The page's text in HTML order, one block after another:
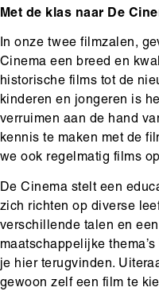
Met de klas naar De
In onze twee filmzalen,
Cinema een breed en
historische films tot de
kinderen en jongeren is
verruimen aan de hand
kennis te maken met de
we ook regelmatig films
De Cinema stelt een
zich richten op diverse
verschillende talen en
maatschappelijke
je hier terugvinden.
gewoon zelf een film te